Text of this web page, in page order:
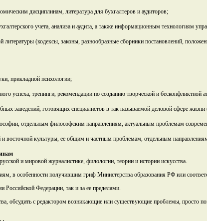
дисциплинам, литература для бухгалтеров и аудиторов;
учета, анализа и аудита, а также информационным технологиям
(кодексы, законы, разнообразные сборники постановлений,
прикладной психологии;
успеха, тренинги, рекомендации по созданию творческой и бесконфликтной
заведений, готовящих специалистов в так называемой деловой сфере
отдельным философским направлениям, актуальным проблемам
и восточной культуры, ее общим и частным проблемам, отдельным
и мировой журналистике, филологии, теории и истории искусства.
в особенности получившим гриф Министерства образования РФ или
Федерации, так и за ее пределами.
обсудить с редактором возникающие или существующие проблемы, просто